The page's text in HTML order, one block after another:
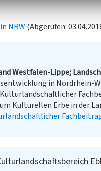
NRW(Abgerufen:
Westfalen-Lippe;
in Nordrhein-
Kulturellen Erbe in der